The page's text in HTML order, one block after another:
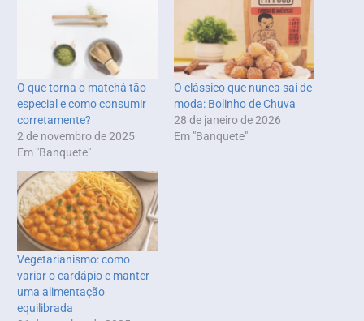
O que torna o matchá tão
especial e como consumir
corretamente?
2 de novembro de 2025
Em "Banquete"
O clássico que nunca sai de
moda: Bolinho de Chuva
28 de janeiro de 2026
Em "Banquete"
Vegetarianismo: como
variar o cardápio e manter
uma alimentação
equilibrada